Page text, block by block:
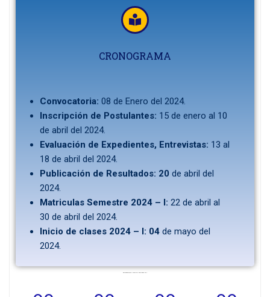
CRONOGRAMA
Convocatoria: 08 de Enero del 2024.
Inscripción de Postulantes: 15 de enero al 10
de abril del 2024.
Evaluación de Expedientes, Entrevistas: 13 al
18 de abril del 2024.
Publicación de Resultados: 20 de abril del
2024.
Matriculas Semestre 2024 – I: 22 de abril al
30 de abril del 2024.
Inicio de clases 2024 – I: 04 de mayo del
2024.